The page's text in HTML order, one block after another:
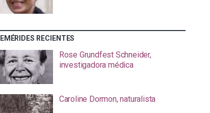
RECIENTES
Rose Grundfest Schneider,
investigadora médica
Caroline Dormon, naturalista